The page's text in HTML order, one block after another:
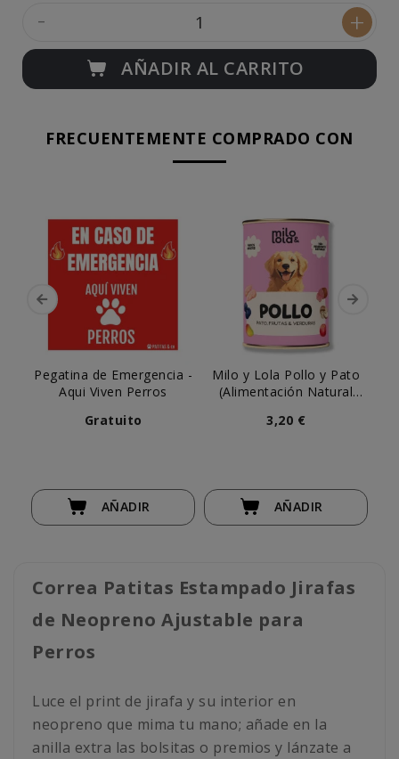
- +
AÑADIR AL CARRITO
FRECUENTEMENTE COMPRADO CON
Pegatina de Emergencia -
Aqui Viven Perros
Gratuito
AÑADIR
Milo y Lola Pollo y Pato
(Alimentación Natural
3,20 €
AÑADIR
Correa Patitas Estampado Jirafas
de Neopreno Ajustable para
Perros
Luce el print de jirafa y su interior en
neopreno que mima tu mano; añade en la
anilla extra las bolsitas o premios y lánzate a